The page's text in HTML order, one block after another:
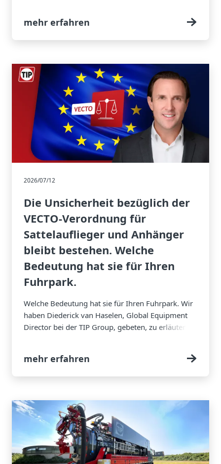
mehr erfahren
2026/07/12
Die Unsicherheit bezüglich der
VECTO-Verordnung für
Sattelauflieger und Anhänger
bleibt bestehen. Welche
Bedeutung hat sie für Ihren
Fuhrpark.
Welche Bedeutung hat sie für Ihren Fuhrpark. Wir
haben Diederick van Haselen, Global Equipment
Director bei der TIP Group, gebeten, zu erläutern,
Flottenbetreiber einstellen sollten.
mehr erfahren